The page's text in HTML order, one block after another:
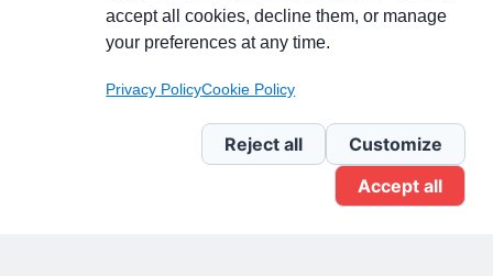
Pagina Linkedin
Newsletter Linkedin
accept all cookies, decline them, or manage
your preferences at any time.
Privacy PolicyCookie Policy
Reject all
Customize
Accept all